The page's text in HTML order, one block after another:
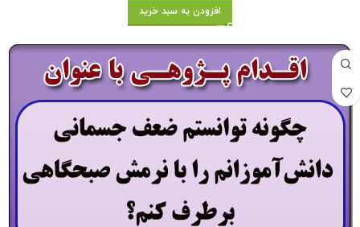
افزودن به سبد خرید